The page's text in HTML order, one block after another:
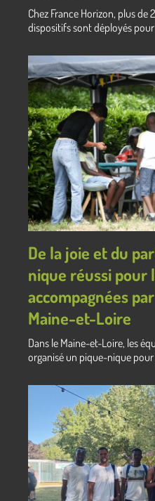
Chez France Horizon, plus
dispositifs sont déployés
De la joie et du
nique réussi pour
accompagnées
Maine-et-Loire
Dans le Maine-et-Loire, les
organisé un pique-nique